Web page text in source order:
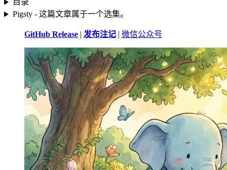
目录
Pigsty - 这篇文章属于一个选集。
GitHub Release 发布注记 微信公众号